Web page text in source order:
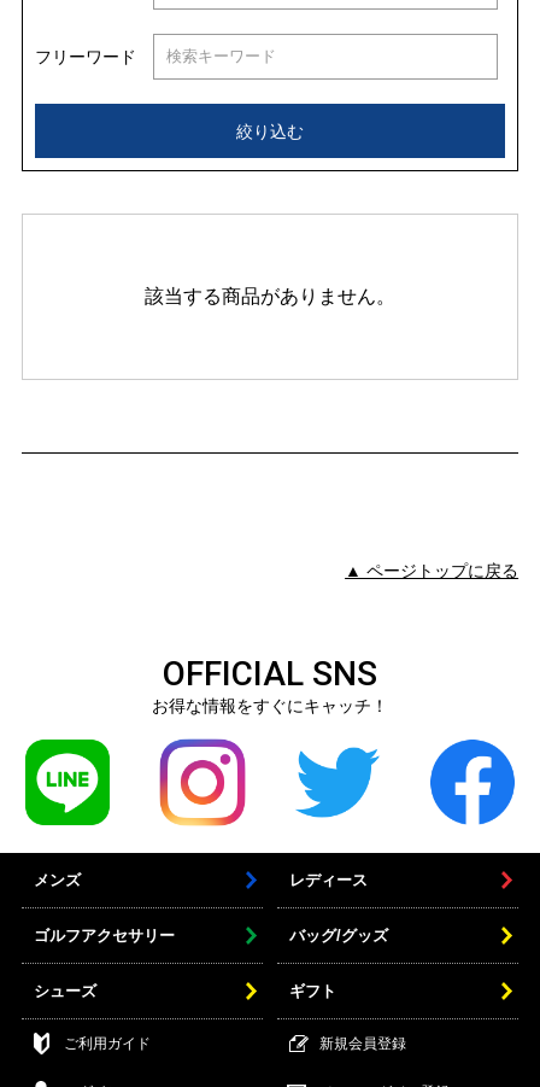
フリーワード
絞り込む
該当する商品がありません。
▲ ページトップに戻る
OFFICIAL SNS
お得な情報をすぐにキャッチ！
メンズ レディース
ゴルフアクセサリー バッグ/グッズ
シューズ ギフト
ご利用ガイド 新規会員登録